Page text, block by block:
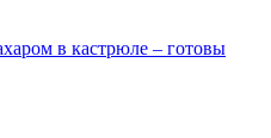
в кастрюле – готовы